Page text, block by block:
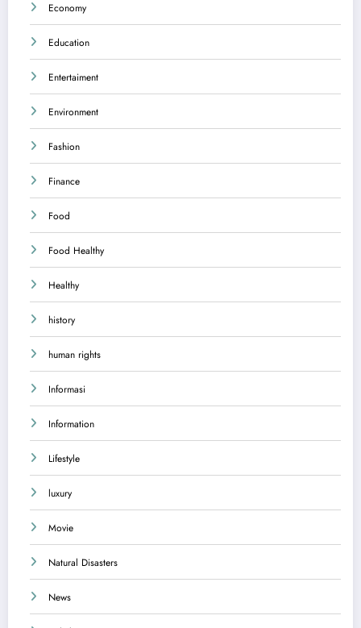
Economy
Education
Entertaiment
Environment
Fashion
Finance
Food
Food Healthy
Healthy
history
human rights
Informasi
Information
Lifestyle
luxury
Movie
Natural Disasters
News